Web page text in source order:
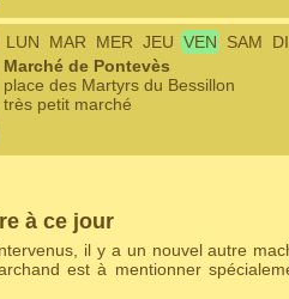
LUN MAR MER JEU VEN SAM
Marché de Pontevès
place des Martyrs du Bessillon
très petit marché
à ce jour
il y a un nouvel autre
est à mentionner